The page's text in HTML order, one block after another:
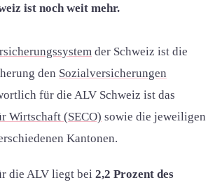
ist noch weit mehr.
der Schweiz ist die
den Sozialversicherungen
für die ALV Schweiz ist das
Wirtschaft (SECO) sowie die jeweiligen
Kantonen.
die ALV liegt bei 2,2 Prozent des